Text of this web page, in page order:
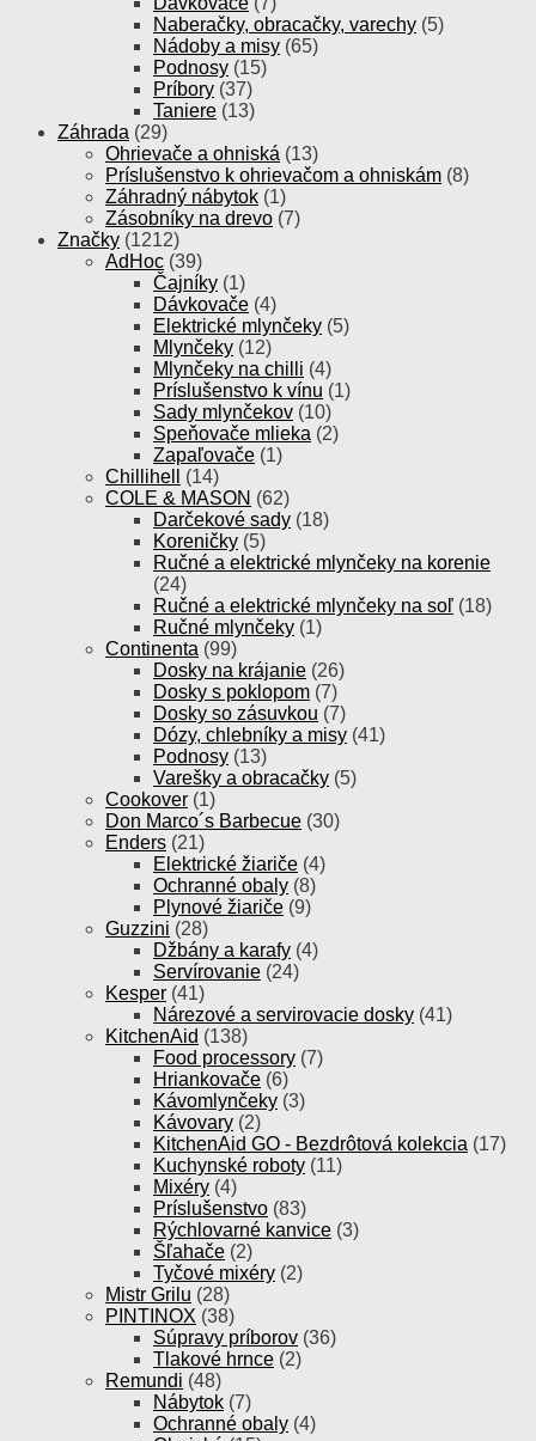
Naberačky, obracačky, varechy (5)
Nádoby a misy (65)
Podnosy (15)
Príbory (37)
Taniere (13)
Záhrada (29)
Ohrievače a ohniská (13)
Príslušenstvo k ohrievačom a ohniskám (8)
Záhradný nábytok (1)
Zásobníky na drevo (7)
Značky (1212)
AdHoc (39)
Čajníky (1)
Dávkovače (4)
Elektrické mlynčeky (5)
Mlynčeky (12)
Mlynčeky na chilli (4)
Príslušenstvo k vínu (1)
Sady mlynčekov (10)
Speňovače mlieka (2)
Zapaľovače (1)
Chillihell
(14)
COLE & MASON (62)
Darčekové sady (18)
Koreničky (5)
Ručné a elektrické mlynčeky na korenie
(24)
Ručné a elektrické mlynčeky na soľ (18)
Ručné mlynčeky (1)
Continenta (99)
Dosky na krájanie (26)
Dosky s poklopom (7)
Dosky so zásuvkou (7)
Dózy, chlebníky a misy (41)
Podnosy (13)
Varešky a obracačky (5)
Cookover (1)
Don Marco´s Barbecue (30)
Enders (21)
Elektrické žiariče (4)
Ochranné obaly (8)
Plynové žiariče (9)
Guzzini (28)
Džbány a karafy (4)
Servírovanie (24)
Kesper (41)
Nárezové a servirovacie dosky (41)
KitchenAid (138)
Food processory (7)
Hriankovače (6)
Kávomlynčeky (3)
Kávovary (2)
KitchenAid GO - Bezdrôtová kolekcia (17)
Kuchynské roboty (11)
Mixéry (4)
Príslušenstvo (83)
Rýchlovarné kanvice (3)
Šľahače (2)
Tyčové mixéry (2)
Mistr Grilu (28)
PINTINOX (38)
Súpravy príborov (36)
Tlakové hrnce (2)
Remundi (48)
Nábytok (7)
Ochranné obaly (4)